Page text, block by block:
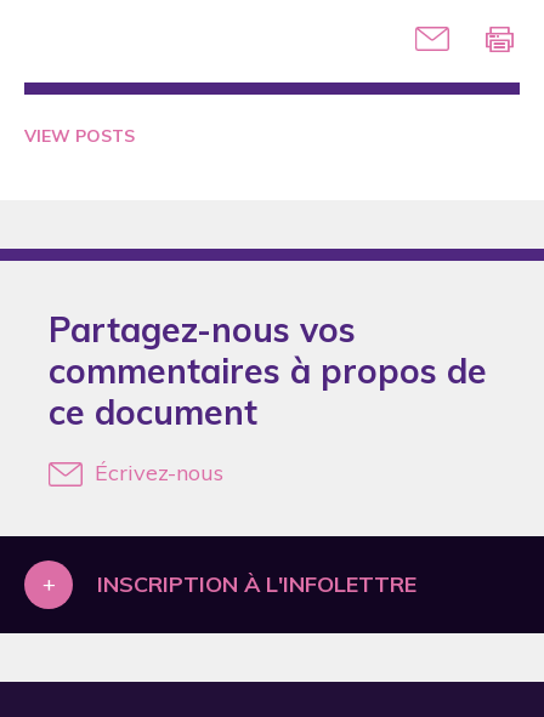
2012
2013
2014
2018
2019
VIEW POSTS
Partagez-nous vos
commentaires à propos de
ce document
Écrivez-nous
+ INSCRIPTION À L'INFOLETTRE